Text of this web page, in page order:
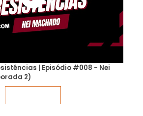
| Episódio #008 - Nei
2)